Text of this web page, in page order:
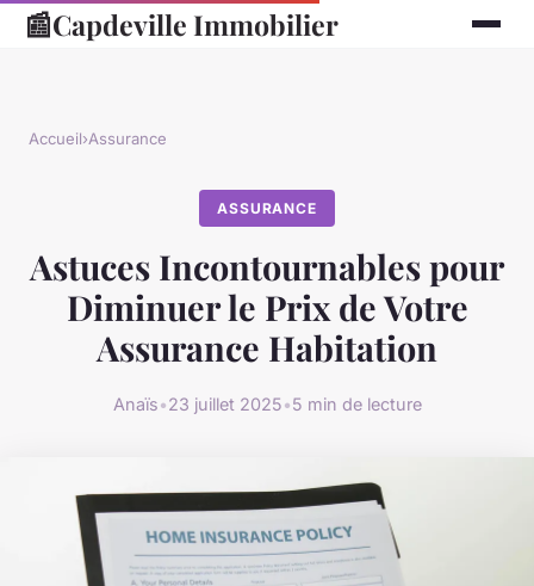
📰Capdeville Immobilier
Accueil›Assurance
ASSURANCE
Astuces Incontournables pour
Diminuer le Prix de Votre
Assurance Habitation
Anaïs•23 juillet 2025•5 min de lecture